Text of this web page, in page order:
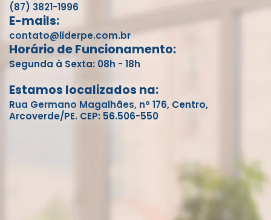
(87) 3821-1996
E-mails:
contato@liderpe.com.br
Horário de Funcionamento:
Segunda à Sexta: 08h - 18h
Estamos localizados na:
Rua Germano Magalhães, nº 176, Centro,
Arcoverde/PE. CEP: 56.506-550